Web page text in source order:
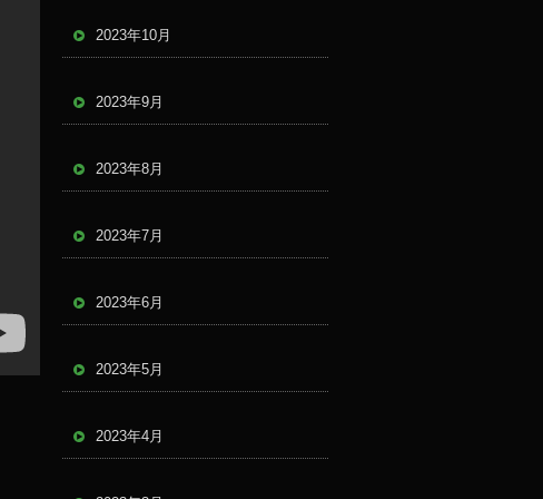
2023年10月
2023年9月
2023年8月
2023年7月
2023年6月
2023年5月
2023年4月